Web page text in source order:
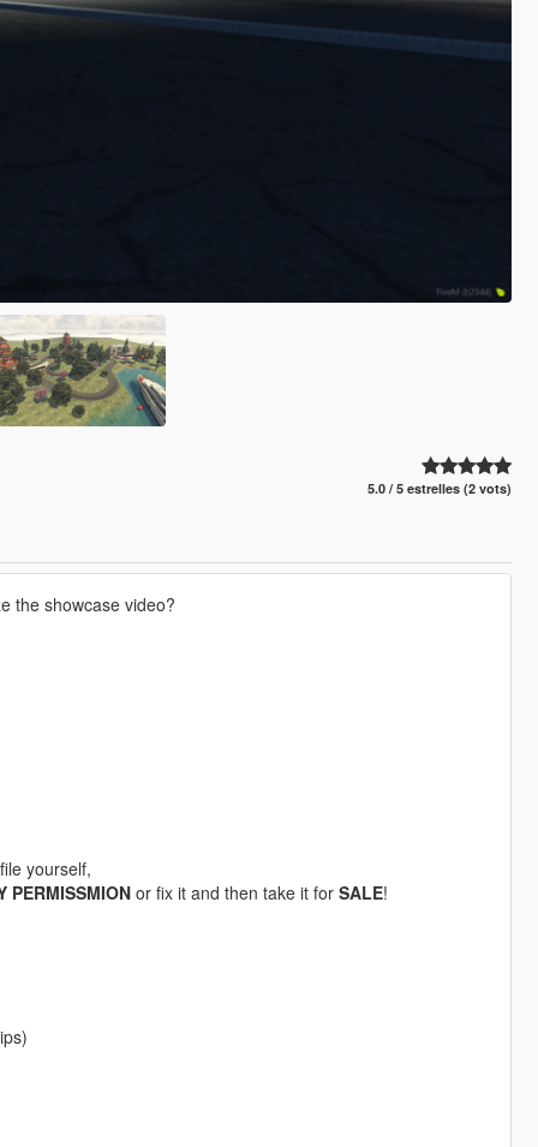
5.0 / 5 estrelles (2 vots)
the showcase video?
yourself,
PERMISSMIONor fix it and then take it for SALE!